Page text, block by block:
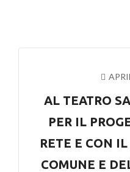
AL TEATRO
PER IL
RETE E CON
COMUNE E